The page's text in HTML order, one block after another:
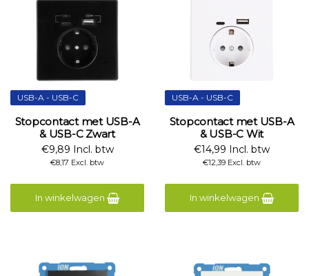
USB-A - USB-C
Stopcontact met USB-A
& USB-C Zwart
€9,89 Incl. btw
€8,17 Excl. btw
In winkelwagen
USB-A - USB-C
Stopcontact met USB-A
& USB-C Wit
€14,99 Incl. btw
€12,39 Excl. btw
In winkelwagen